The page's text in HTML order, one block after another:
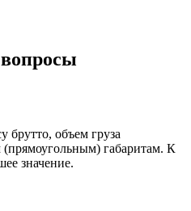
вопросы
брутто, объем груза
(прямоугольным) габаритам. К
значение.